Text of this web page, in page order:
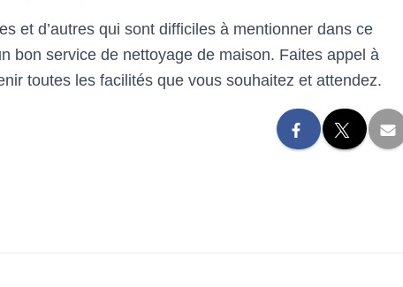
et d’autres qui sont difficiles à mentionner dans ce
bon service de nettoyage de maison. Faites appel à
toutes les facilités que vous souhaitez et attendez.